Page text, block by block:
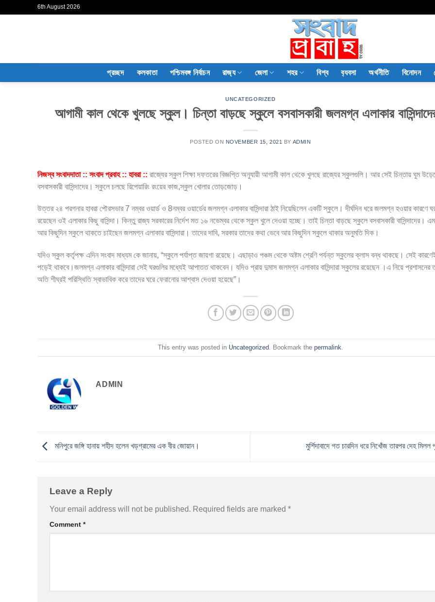
6th August 2026
প্রচ্ছদ কলকাতা পশ্চিমবঙ্গ নির্বাচন রাজ‍্য জেলা শহর বিশ্ব ব‍্যবসা অর্থনীতি বিনোদন
UNCATEGORIZED
আগামী কাল থেকে খুলছে স্কুল। চিন্তা বাড়ছে স্কুলে বসবাসকারী জলমগ্ন এলাকার
POSTED ON NOVEMBER 15, 2021 BY ADMIN
নিজস্ব সংবাদদাতা :: সংবাদ প্রবাহ :: হাবরা :: রাজ্যের স্কুল শিক্ষা দফতরের বিজ্ঞপ্তি অনুযায়ী আগামী কাল থেকে খুলছে রাজ্যের স্কুলগুলি। আর সেই চিন্তায় ঘুম
বসবাসকারী বাসিন্দাদের। স্কুলে চলছে রিপেয়ারিং রংয়ের কাজ,স্কুল খোলার তোড়জোড়।
উত্তর ২৪ পরগনার হাবরা পৌরসভার 7 নম্বর ওয়ার্ড ও 8নম্বর ওয়ার্ডের জলমগ্ন এলাকার বাসিন্দারা ঠাই নিয়েছিলেন একটি স্কুলে। দীর্ঘদিন ধরে জলমগ্ন হওয়ার কারণে
রয়েছেন ওই এলাকার কিছু বাসিন্দা। কিন্তু রাজ্য সরকারের নির্দেশ মত ১৬ নভেম্বর থেকে স্কুল খুলে দেওয়া হচ্ছে। তাই চিন্তা বাড়ছে স্কুলে বসবাসকারী বাসিন্দাদের।
আর কিছুদিন স্কুলে থাকতে চাইছেন জলমগ্ন এলাকার বাসিন্দারা। তাদের দাবি, সরকার তাদের কথা ভেবে আর কিছুদিন স্কুলে থাকার অনুমতি দিক।
যদিও স্কুল কর্তৃপক্ষ এদিন সংবাদ মাধ্যম কে জানায়, “স্কুলে পর্যাপ্ত জায়গা রয়েছে। এছাড়াও পঞ্চম থেকে অষ্টম শ্রেণি পর্যন্ত স্কুলের ক্লাস বন্ধ থাকছে। সেই
পড়েই থাকবে।জলমগ্ন এলাকার বাসিন্দারা সেই ঘরগুলির মধ্যেই আপাতত থাকবেন। যদিও প্রায় দুমাস জলমগ্ন এলাকার বাসিন্দারা স্কুলের রয়েছেন ।এ নিয়ে
অতি শীঘ্রই পরিস্থিতি স্বাভাবিক করে তাদের ঘরে ফেরানোর আশ্বাস দেওয়া হয়েছে”।
This entry was posted in Uncategorized. Bookmark the permalink
ADMIN
মনিপুরে জঙ্গি হানায় শহীদ হলেন খড়গ্রামের এক বীর জোয়ান। মুর্শিদাবাদে গত চারদিন ধরে নিখোঁজ তারপর দেহ মিলল
Leave a Reply
Your email address will not be published. Required fields are marked *
Comment *